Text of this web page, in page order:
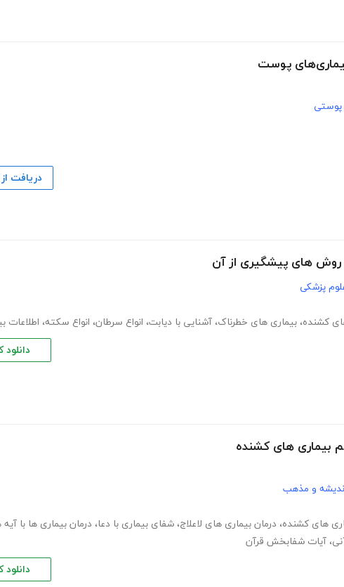
بیماری‌های پوست
پوستی
دریافت از
روش های پیشگیری از آن
پزشکی
کشنده، بیماری های خطرناک، آشنایی با دیابت، انواع سرطان، انواع سکته، اطلاعات
دانلود
بیماری های کشنده
و مذهب
های کشنده، درمان بیماری های لاعلاج، شفای بیماری با دعا، درمان بیماری ها با
، آیات شفابخش قرآن
دانلود